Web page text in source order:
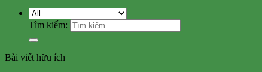
Tìm kiếm:
Bài viết hữu ích